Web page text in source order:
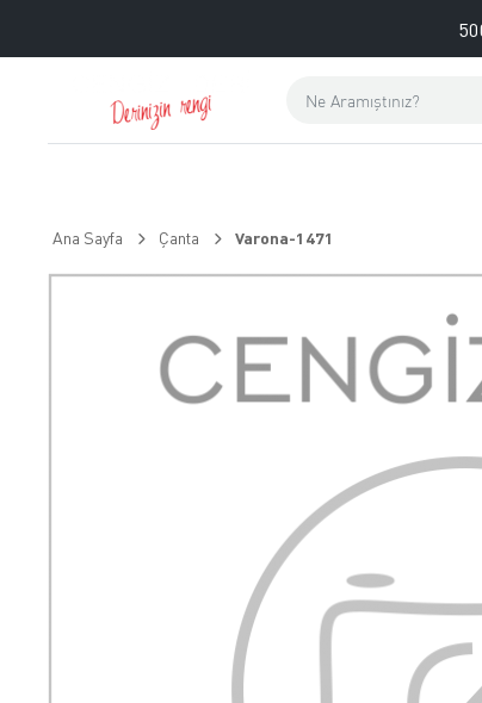
Ana Sayfa Çanta Varona-1471